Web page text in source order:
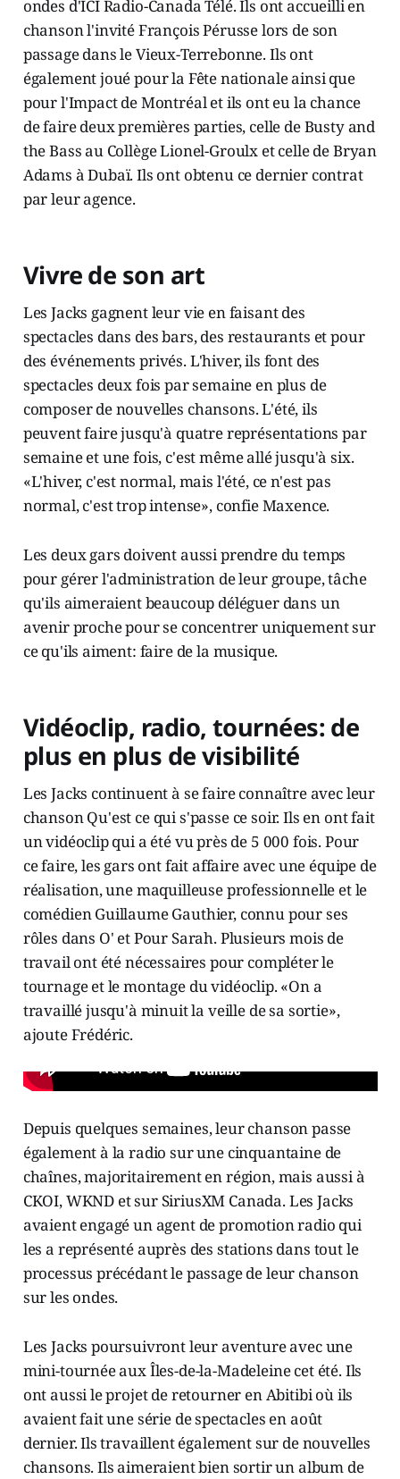
ondes d'ICI Radio-Canada Télé. Ils ont accueilli en
chanson l'invité François Pérusse lors de son
passage dans le Vieux-Terrebonne. Ils ont
également joué pour la Fête nationale ainsi que
pour l'Impact de Montréal et ils ont eu la chance
de faire deux premières parties, celle de Busty and
the Bass au Collège Lionel-Groulx et celle de Bryan
Adams à Dubaï. Ils ont obtenu ce dernier contrat
par leur agence.
Vivre de son art
Les Jacks gagnent leur vie en faisant des
spectacles dans des bars, des restaurants et pour
des événements privés. L'hiver, ils font des
spectacles deux fois par semaine en plus de
composer de nouvelles chansons. L'été, ils
peuvent faire jusqu'à quatre représentations par
semaine et une fois, c'est même allé jusqu'à six.
«L'hiver, c'est normal, mais l'été, ce n'est pas
normal, c'est trop intense», confie Maxence.
Les deux gars doivent aussi prendre du temps
pour gérer l'administration de leur groupe, tâche
qu'ils aimeraient beaucoup déléguer dans un
avenir proche pour se concentrer uniquement sur
ce qu'ils aiment: faire de la musique.
Vidéoclip, radio, tournées: de
plus en plus de visibilité
Les Jacks continuent à se faire connaître avec leur
chanson Qu'est ce qui s'passe ce soir. Ils en ont fait
un vidéoclip qui a été vu près de 5 000 fois. Pour
ce faire, les gars ont fait affaire avec une équipe de
réalisation, une maquilleuse professionnelle et le
comédien Guillaume Gauthier, connu pour ses
rôles dans O' et Pour Sarah. Plusieurs mois de
travail ont été nécessaires pour compléter le
tournage et le montage du vidéoclip. «On a
travaillé jusqu'à minuit la veille de sa sortie»,
ajoute Frédéric.
Depuis quelques semaines, leur chanson passe
également à la radio sur une cinquantaine de
chaînes, majoritairement en région, mais aussi à
CKOI, WKND et sur SiriusXM Canada. Les Jacks
avaient engagé un agent de promotion radio qui
les a représenté auprès des stations dans tout le
processus précédant le passage de leur chanson
sur les ondes.
Les Jacks poursuivront leur aventure avec une
mini-tournée aux Îles-de-la-Madeleine cet été. Ils
ont aussi le projet de retourner en Abitibi où ils
avaient fait une série de spectacles en août
dernier. Ils travaillent également sur de nouvelles
chansons. Ils aimeraient bien sortir un album de